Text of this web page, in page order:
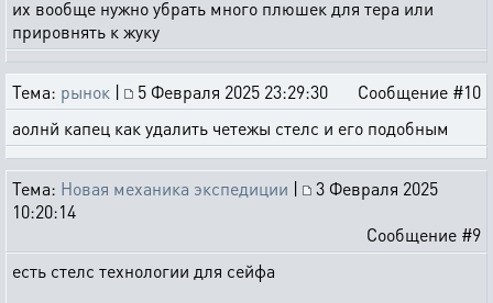
их вообще нужно убрать много плюшек для тера или
прировнять к жуку
Тема: рынок | 5 Февраля 2025 23:29:30
Сообщение #10
аолнй капец как удалить четежы стелс и его подобным
Тема: Новая механика экспедиции |
3 Февраля 2025
10:20:14
Сообщение #9
есть стелс технологии для сейфа